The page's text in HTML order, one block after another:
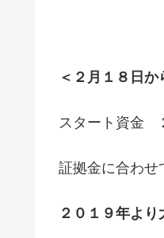
＜２月１８日
スタート資金
証拠金に合わせ
２０１９年よ